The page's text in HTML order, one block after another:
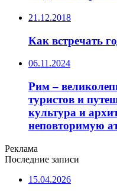
21.12.2018
Как встречать
06.11.2024
Рим –
туристов и
культура и
неповторимую
Реклама
Последние записи
15.04.2026